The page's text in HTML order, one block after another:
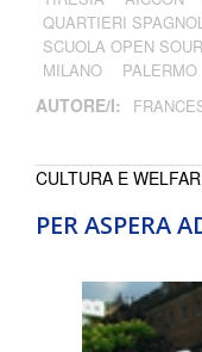
QUARTIERI
SCUOLA OPEN
MILANO
PALERMO
AUTORE/I:
PER ASPERA
CULTURA E